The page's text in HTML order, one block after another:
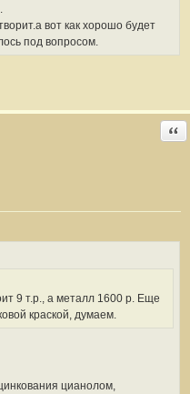
вот как хорошо будет
под вопросом.
9 т.р., а металл 1600 р. Еще
краской, думаем.
цианолом,